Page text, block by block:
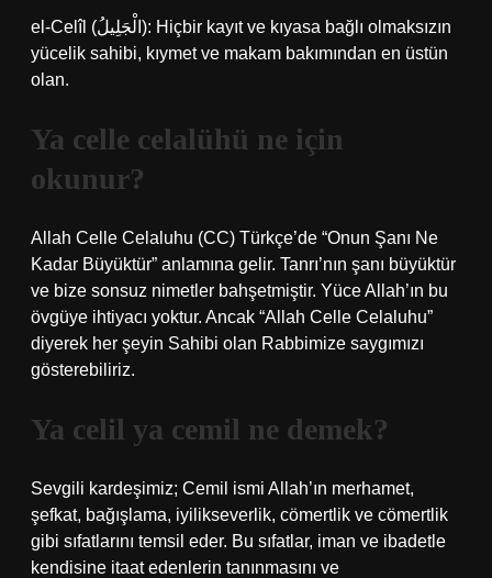
el-Celîl (الْجَلِيلُ): Hiçbir kayıt ve kıyasa bağlı olmaksızın
yücelik sahibi, kıymet ve makam bakımından en üstün
olan.
Ya celle celalühü ne için
okunur?
Allah Celle Celaluhu (CC) Türkçe’de “Onun Şanı Ne
Kadar Büyüktür” anlamına gelir. Tanrı’nın şanı büyüktür
ve bize sonsuz nimetler bahşetmiştir. Yüce Allah’ın bu
övgüye ihtiyacı yoktur. Ancak “Allah Celle Celaluhu”
diyerek her şeyin Sahibi olan Rabbimize saygımızı
gösterebiliriz.
Ya celil ya cemil ne demek?
Sevgili kardeşimiz; Cemil ismi Allah’ın merhamet,
şefkat, bağışlama, iyilikseverlik, cömertlik ve cömertlik
gibi sıfatlarını temsil eder. Bu sıfatlar, iman ve ibadetle
kendisine itaat edenlerin tanınmasını ve